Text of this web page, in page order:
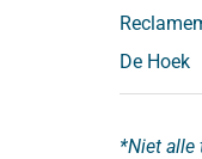
De Hoek
*Niet alle